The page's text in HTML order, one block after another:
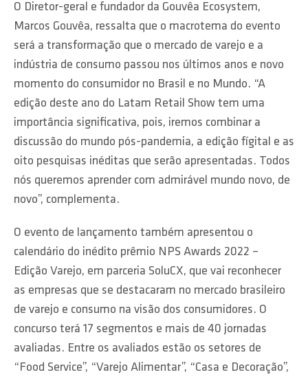
O Diretor-geral e fundador da Gouvêa Ecosystem,
Marcos Gouvêa, ressalta que o macrotema do evento
será a transformação que o mercado de varejo e a
indústria de consumo passou nos últimos anos e novo
momento do consumidor no Brasil e no Mundo. “A
edição deste ano do Latam Retail Show tem uma
importância significativa, pois, iremos combinar a
discussão do mundo pós-pandemia, a edição fígital e as
oito pesquisas inéditas que serão apresentadas. Todos
nós queremos aprender com admirável mundo novo, de
novo”, complementa.
O evento de lançamento também apresentou o
calendário do inédito prêmio NPS Awards 2022 –
Edição Varejo, em parceria SoluCX, que vai reconhecer
as empresas que se destacaram no mercado brasileiro
de varejo e consumo na visão dos consumidores. O
concurso terá 17 segmentos e mais de 40 jornadas
avaliadas. Entre os avaliados estão os setores de
“Food Service”, “Varejo Alimentar”, “Casa e Decoração”,